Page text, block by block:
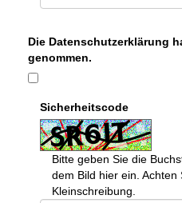
Die Datenschutzerklärung
genommen.
Sicherheitscode
Bitte geben Sie die
dem Bild hier ein.
Kleinschreibung.